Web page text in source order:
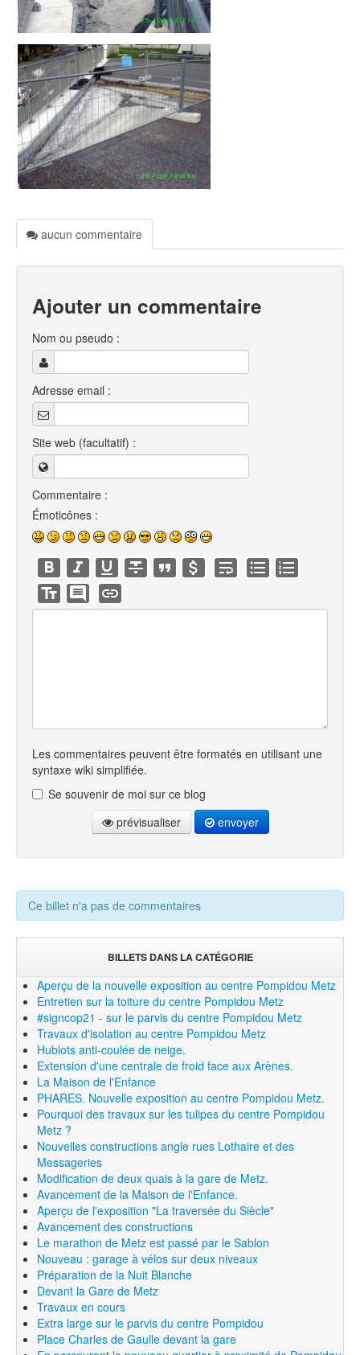
aucun commentaire
Ajouter un commentaire
Nom ou pseudo :
Adresse email :
Site web (facultatif) :
Commentaire :
Émoticônes :
Les commentaires peuvent être formatés en utilisant une
syntaxe wiki simplifiée.
Se souvenir de moi sur ce blog
prévisualiser
envoyer
Ce billet n'a pas de commentaires
BILLETS DANS LA CATÉGORIE
Aperçu de la nouvelle exposition au centre Pompidou Metz
Entretien sur la toiture du centre Pompidou Metz
#signcop21 - sur le parvis du centre Pompidou Metz
Travaux d'isolation au centre Pompidou Metz
Hublots anti-coulée de neige.
Extension d'une centrale de froid face aux Arènes.
La Maison de l'Enfance
PHARES. Nouvelle exposition au centre Pompidou Metz.
Pourquoi des travaux sur les tulipes du centre Pompidou
Metz ?
Nouvelles constructions angle rues Lothaire et des
Messageries
Modification de deux quais à la gare de Metz.
Avancement de la Maison de l'Enfance.
Aperçu de l'exposition "La traversée du Siècle"
Avancement des constructions
Le marathon de Metz est passé par le Sablon
Nouveau : garage à vélos sur deux niveaux
Préparation de la Nuit Blanche
Devant la Gare de Metz
Travaux en cours
Extra large sur le parvis du centre Pompidou
Place Charles de Gaulle devant la gare